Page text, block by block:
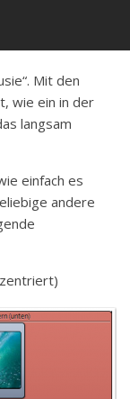
Mit den
wie ein in der
langsam
einfach es
andere